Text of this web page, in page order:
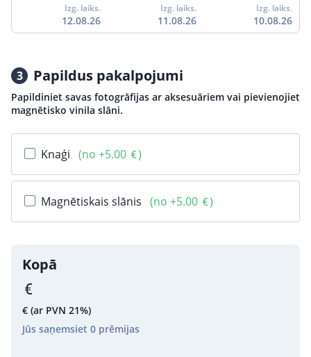
Izg. laiks.
12.08.26
Izg. laiks.
11.08.26
Izg. laiks.
10.08.26
3 Papildus pakalpojumi
Papildiniet savas fotogrāfijas ar aksesuāriem vai pievienojiet
magnētisko vinila slāni.
Knaģi (no +5.00 )
Magnētiskais slānis (no +5.00 )
Kopā
€ (ar PVN 21%)
Jūs saņemsiet 0 prēmijas